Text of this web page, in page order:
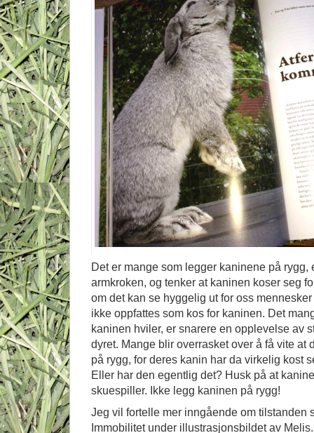
Det er mange som legger kaninene på rygg,
armkroken, og tenker at kaninen koser seg
om det kan se hyggelig ut for oss
ikke oppfattes som kos for kaninen. Det
kaninen hviler, er snarere en opplevelse av
dyret. Mange blir overrasket over å få vite at
på rygg, for deres kanin har da virkelig kost
Eller har den egentlig det? Husk på at
skuespiller. Ikke legg kaninen på rygg!
Jeg vil fortelle mer inngående om tilstanden
Immobilitet under illustrasjonsbildet av